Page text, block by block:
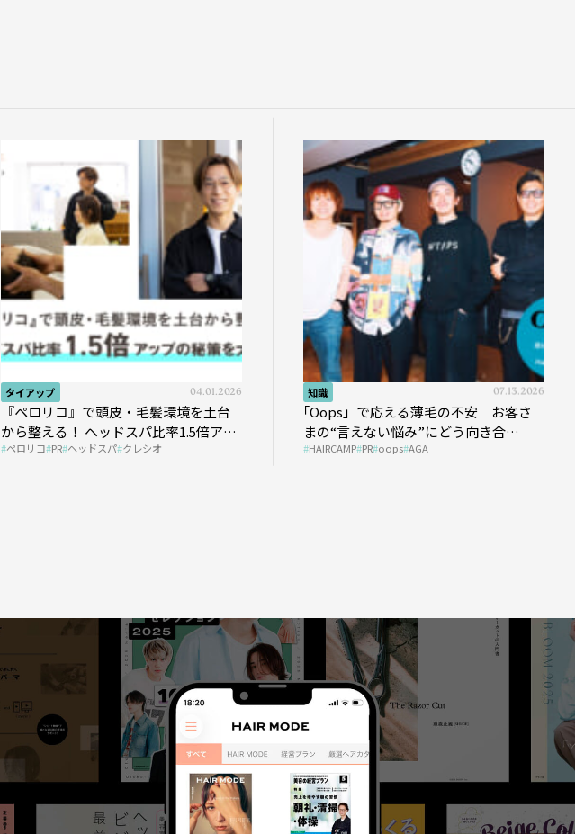
タイアップ 04.01.2026
『ペロリコ』で頭皮・毛髪環境を土台
から整える！ ヘッドスパ比率1.5倍アッ
プの秘策を大公開
ペロリコ PR ヘッドスパ クレシオ
知識 07.13.2026
｢Oops」で応える薄毛の不安 お客さ
まの“言えない悩み”にどう向き合
う？ ＃01
HAIRCAMP PR oops AGA